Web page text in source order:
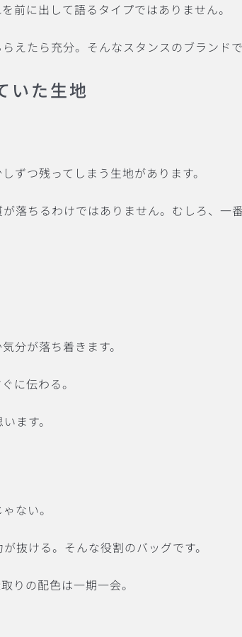
前に出して語るタイプではありません。
えたら充分。そんなスタンスのブランドで
いた生地
ずつ残ってしまう生地があります。
落ちるわけではありません。むしろ、一
分が落ち着きます。
に伝わる。
ます。
ない。
抜ける。そんな役割のバッグです。
りの配色は一期一会。